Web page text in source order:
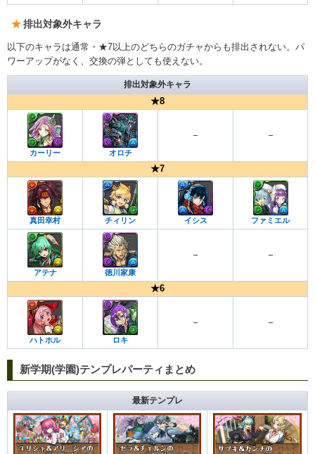
排出対象外キャラ
以下のキャラは通常・★7以上のどちらのガチャからも排出されない。パ
ワーアップがなく、交換の弾としても使えない。
排出対象外キャラ
★8
カーリー オロチ
– –
★7
真田幸村 チィリン イシス ファミエル
アテナ 徳川家康
– –
★6
ハトホル ロキ
– –
新学期(学園)テンプレパーティまとめ
最新テンプレ